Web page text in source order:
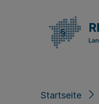
Startseite